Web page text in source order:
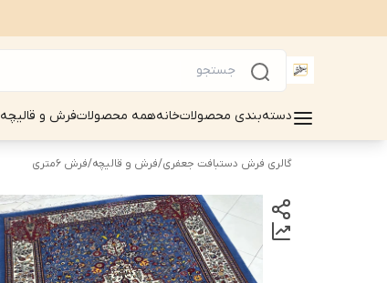
دسته‌بندی محصولاتخانههمه محصولاتفرش و قالیچه
گالری فرش دستبافت جعفری/فرش و قالیچه/فرش 6متری